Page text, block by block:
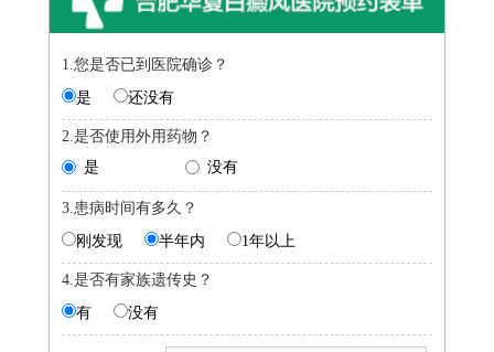
1.您是否已到医院确诊？
是
还没有
2.是否使用外用药物？
是
没有
3.患病时间有多久？
刚发现
半年内 1年以上
4.是否有家族遗传史？
有
没有